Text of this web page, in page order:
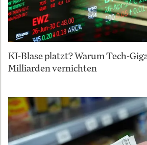
KI-Blase platzt? Warum Tech-
Milliarden vernichten